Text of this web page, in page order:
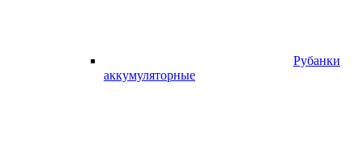
Рубанки
аккумуляторные